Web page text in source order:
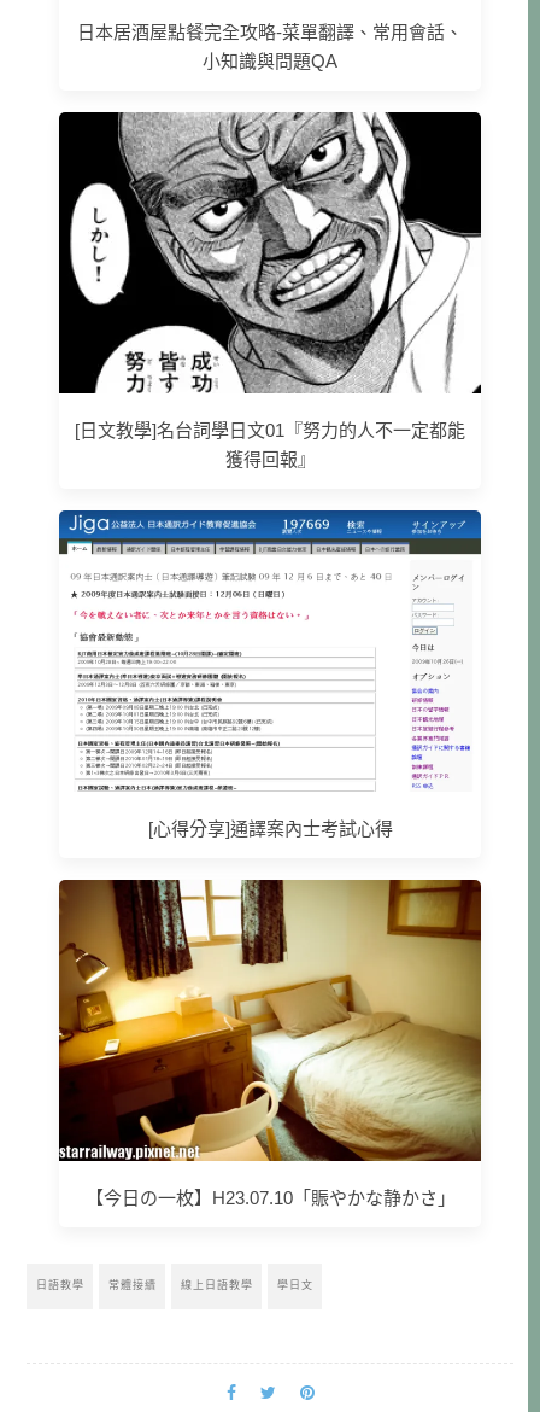
日本居酒屋點餐完全攻略-菜單翻譯、常用會話、
小知識與問題QA
[日文教學]名台詞學日文01『努力的人不一定都能
獲得回報』
[心得分享]通譯案內士考試心得
【今日の一枚】H23.07.10「賑やかな静かさ」
日語教學 常體接續 線上日語教學 學日文